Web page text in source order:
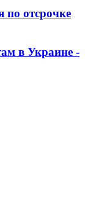
по отсрочке
в Украине -